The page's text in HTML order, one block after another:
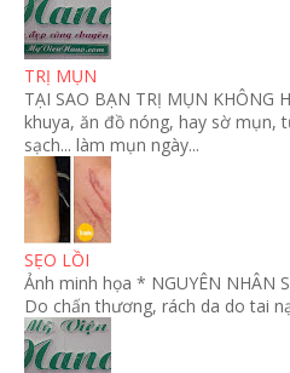
TRỊ MỤN
TẠI SAO BẠN TRỊ MỤN KHÔNG
khuya, ăn đồ nóng, hay sờ mụn,
sạch... làm mụn ngày...
SẸO LỒI
Ảnh minh họa * NGUYÊN NHÂN
Do chấn thương, rách da do tai